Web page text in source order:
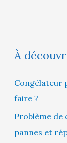
À
Congélateur
faire ?
Problème de
pannes et